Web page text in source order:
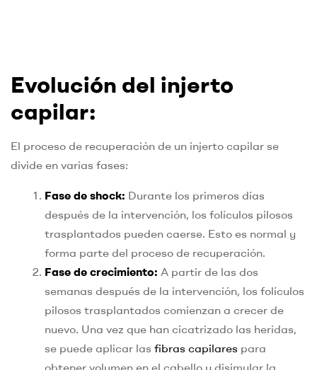
Evolución del injerto
capilar:
El proceso de recuperación de un injerto capilar se
divide en varias fases:
Fase de shock: Durante los primeros días
después de la intervención, los folículos pilosos
trasplantados pueden caerse. Esto es normal y
forma parte del proceso de recuperación.
Fase de crecimiento: A partir de las dos
semanas después de la intervención, los folículos
pilosos trasplantados comienzan a crecer de
nuevo. Una vez que han cicatrizado las heridas,
se puede aplicar las fibras capilares para